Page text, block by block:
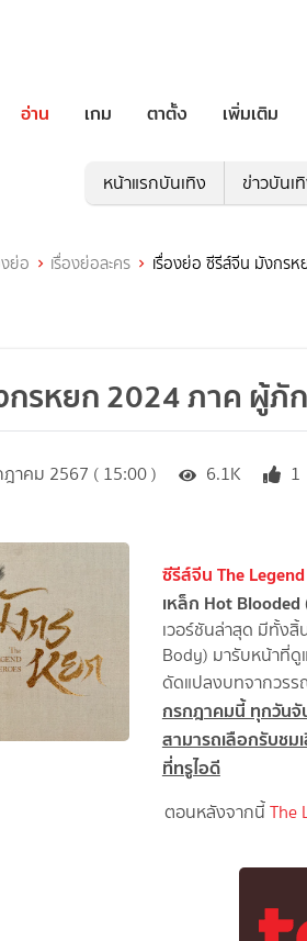
อ่าน เกม ตาตั้ง เพิ่มเติม
หน้าแรกบันเทิง ข่าวบันเ
งย่อ เรื่องย่อละคร เรื่องย่อ ซีรีส์จีน มังกร
กรหยก 2024 ภาค ผู้ภั
าคม 2567 ( 15:00 ) 6.1K 1
ซีรีส์จีน The
เหล็ก Hot
เวอร์ชันล่าสุด มีทั้ง
Body) มารับหน้าที่ดู
ดัดแปลงบทจากวร
กรกฎาคมนี้ ทุกวันจั
สามารถเลือกรับช
ที่ทรูไอดี
ตอนหลังจากนี้The